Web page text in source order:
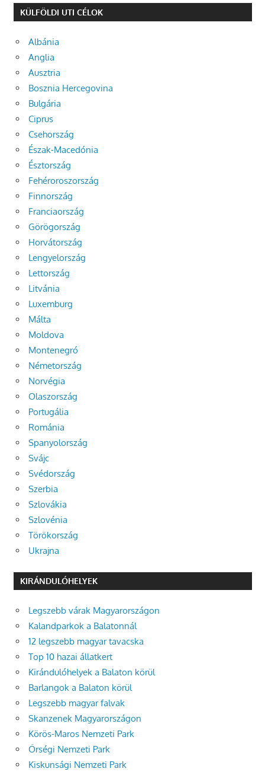
KÜLFÖLDI UTI CÉLOK
Albánia
Anglia
Ausztria
Bosznia Hercegovina
Bulgária
Ciprus
Csehország
Észak-Macedónia
Észtország
Fehéroroszország
Finnország
Franciaország
Görögország
Horvátország
Lengyelország
Lettország
Litvánia
Luxemburg
Málta
Moldova
Montenegró
Németország
Norvégia
Olaszország
Portugália
Románia
Spanyolország
Svájc
Svédország
Szerbia
Szlovákia
Szlovénia
Törökország
Ukrajna
KIRÁNDULÓHELYEK
Legszebb várak Magyarországon
Kalandparkok a Balatonnál
12 legszebb magyar tavacska
Top 10 hazai állatkert
Kirándulóhelyek a Balaton körül
Barlangok a Balaton körül
Legszebb magyar falvak
Skanzenek Magyarországon
Körös-Maros Nemzeti Park
Őrségi Nemzeti Park
Kiskunsági Nemzeti Park